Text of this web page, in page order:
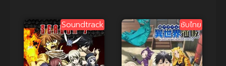
ไทย
Soundtrack ซับไทย